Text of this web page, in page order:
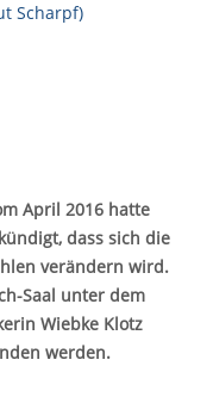
April 2016 hatte
dass sich die
verändern wird.
Saal unter dem
Wiebke Klotz
werden.